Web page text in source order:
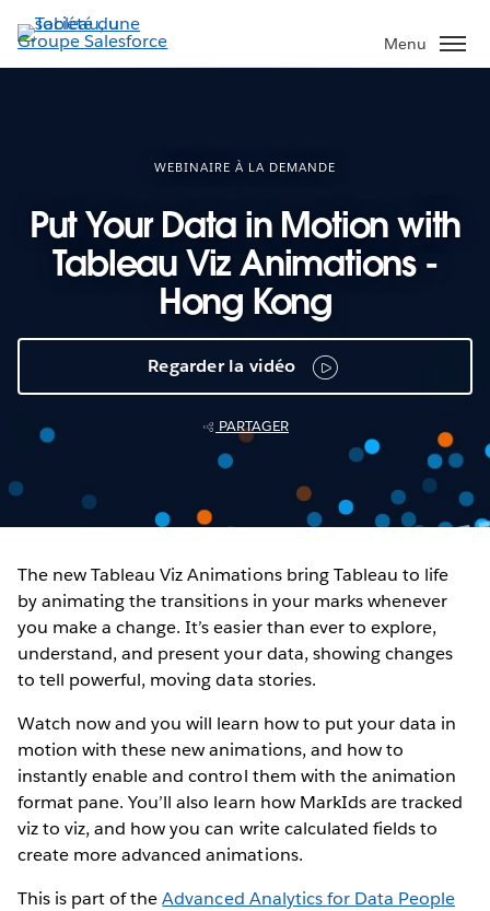
Aller
au
contenu
Menu
WEBINAIRE À LA DEMANDE
Put Your Data in Motion with
Tableau Viz Animations -
Hong Kong
Regarder la vidéo
PARTAGER
The new Tableau Viz Animations bring Tableau to life
by animating the transitions in your marks whenever
you make a change. It’s easier than ever to explore,
understand, and present your data, showing changes
to tell powerful, moving data stories.
Watch now and you will learn how to put your data in
motion with these new animations, and how to
instantly enable and control them with the animation
format pane. You’ll also learn how MarkIds are tracked
viz to viz, and how you can write calculated fields to
create more advanced animations.
This is part of theAdvanced Analytics for Data People